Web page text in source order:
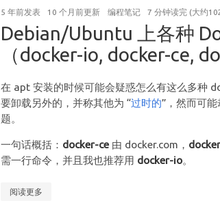
5 年前发表 10 个月前更新 编程笔记 7 分钟读完 (大约
Debian/Ubuntu 上各种
（docker-io, docker-ce,
在 apt 安装的时候可能会疑惑怎么有这么多种
要卸载另外的，并称其他为 “过时的”，然而可
题。
一句话概括： docker-ce由 docker.com，
需一行命令，并且我也推荐用 docker-io。
阅读更多